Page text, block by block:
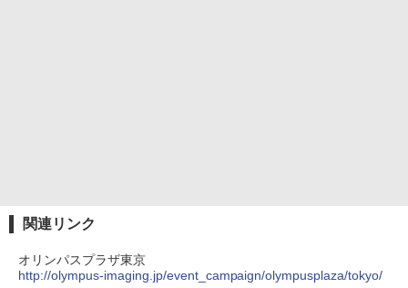
関連リンク
オリンパスプラザ東京
http://olympus-imaging.jp/event_campaign/olympusplaza/tokyo/